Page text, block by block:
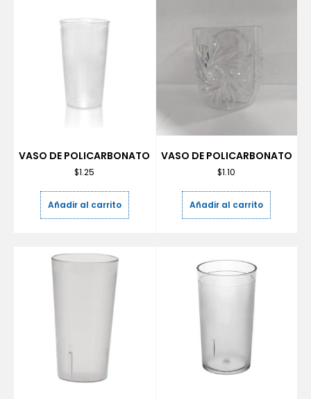
VASO DE POLICARBONATO
$1.25
Añadir al carrito
VASO DE POLICARBONATO
$1.10
Añadir al carrito